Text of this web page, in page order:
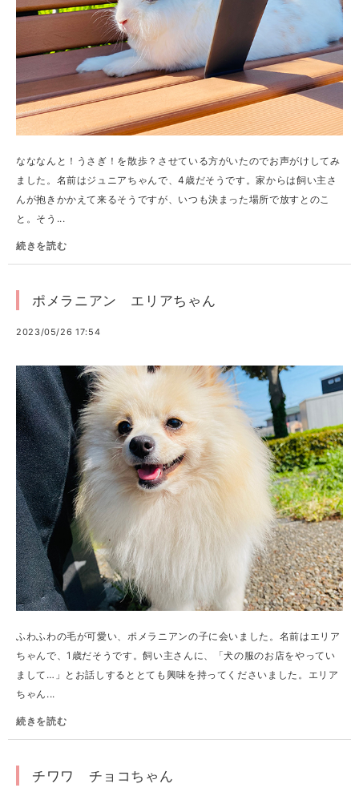
なななんと！うさぎ！を散歩？させている方がいたのでお声がけしてみ
ました。名前はジュニアちゃんで、4歳だそうです。家からは飼い主さ
んが抱きかかえて来るそうですが、いつも決まった場所で放すとのこ
と。そう...
続きを読む
ポメラニアン エリアちゃん
2023/05/26 17:54
ふわふわの毛が可愛い、ポメラニアンの子に会いました。名前はエリア
ちゃんで、1歳だそうです。飼い主さんに、「犬の服のお店をやってい
まして…」とお話しするととても興味を持ってくださいました。エリア
ちゃん...
続きを読む
チワワ チョコちゃん